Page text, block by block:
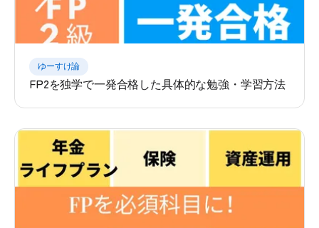
ゆーすけ論
FP2を独学で一発合格した具体的な勉強・学習方法